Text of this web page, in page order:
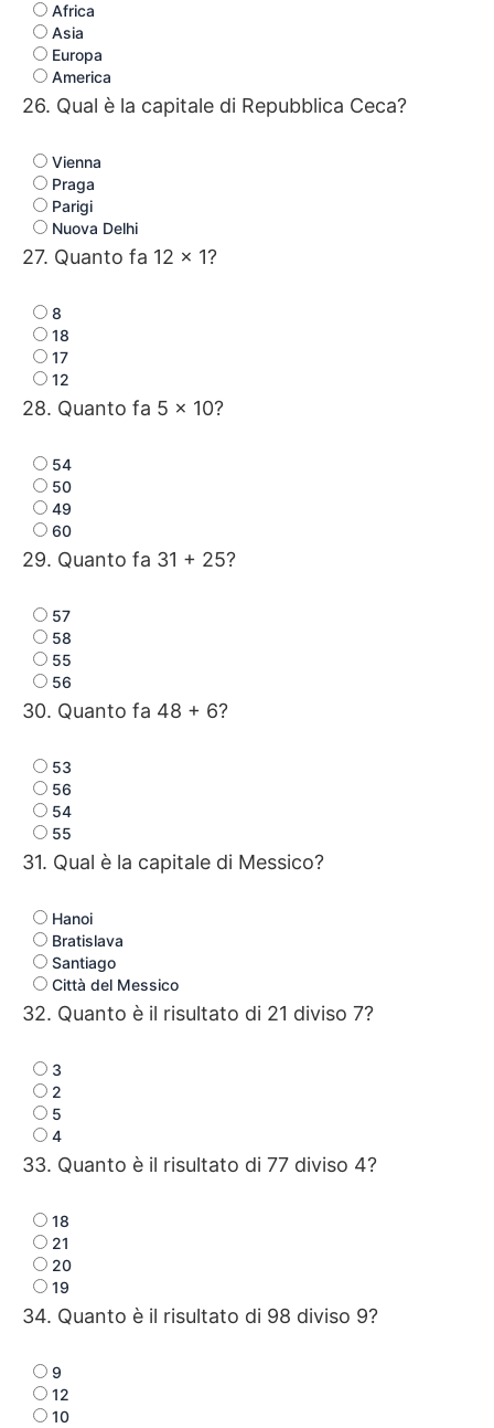
Africa
Asia
Europa
America
26. Qual è la capitale di Repubblica Ceca?
Vienna
Praga
Parigi
Nuova Delhi
27. Quanto fa 12 × 1?
8
18
17
12
28. Quanto fa 5 × 10?
54
50
49
60
29. Quanto fa 31 + 25?
57
58
55
56
30. Quanto fa 48 + 6?
53
56
54
55
31. Qual è la capitale di Messico?
Hanoi
Bratislava
Santiago
Città del Messico
32. Quanto è il risultato di 21 diviso 7?
3
2
5
4
33. Quanto è il risultato di 77 diviso 4?
18
21
20
19
34. Quanto è il risultato di 98 diviso 9?
9
12
10